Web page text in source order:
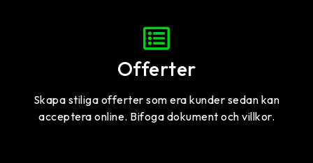
Offerter
Skapa stiliga offerter som era kunder sedan kan
acceptera online. Bifoga dokument och villkor.